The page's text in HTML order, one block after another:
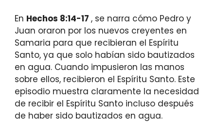
En Hechos 8:14-17 , se narra cómo Pedro y
Juan oraron por los nuevos creyentes en
Samaria para que recibieran el Espíritu
Santo, ya que solo habían sido bautizados
en agua. Cuando impusieron las manos
sobre ellos, recibieron el Espíritu Santo. Este
episodio muestra claramente la necesidad
de recibir el Espíritu Santo incluso después
de haber sido bautizados en agua.